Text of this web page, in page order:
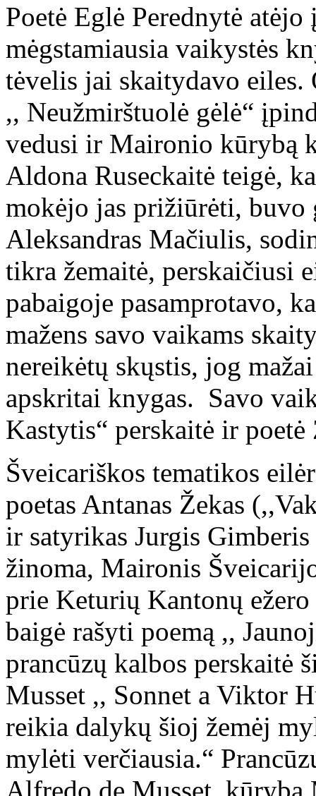
Poetė Eglė Perednytė atėjo
mėgstamiausia vaikystės
tėvelis jai skaitydavo
,, Neužmirštuolė gėlė“
vedusi ir Maironio kūrybą
Aldona Ruseckaitė teigė,
mokėjo jas prižiūrėti, buvo
Aleksandras Mačiulis,
tikra žemaitė, perskaičiusi
pabaigoje pasamprotavo,
mažens savo vaikams
nereikėtų skųstis, jog
apskritai knygas. Savo
Kastytis“ perskaitė ir
Šveicariškos tematikos
poetas Antanas Žekas
ir satyrikas Jurgis
žinoma, Maironis
prie Keturių Kantonų
baigė rašyti poemą ,,
prancūzų kalbos perskaitė
Musset ,, Sonnet a Viktor
reikia dalykų šioj žemėj
mylėti verčiausia.“
Alfredo de Musset